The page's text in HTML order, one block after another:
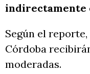
indirectamente
Según el
Córdoba
moderadas.